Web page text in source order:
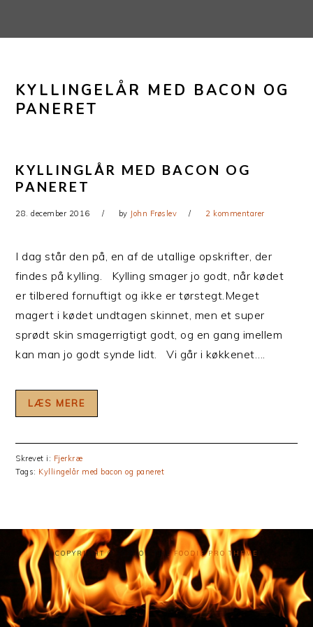
navigation
KYLLINGELÅR MED BACON OG
PANERET
KYLLINGLÅR MED BACON OG
PANERET
28. december 2016 by John Frøslev 2 kommentarer
I dag står den på, en af de utallige opskrifter, der
findes på kylling. Kylling smager jo godt, når kødet
er tilbered fornuftigt og ikke er tørstegt.Meget
magert i kødet undtagen skinnet, men et super
sprødt skin smagerrigtigt godt, og en gang imellem
kan man jo godt synde lidt. Vi går i køkkenet….
LÆS MERE
Skrevet i: Fjerkræ
Tags: Kyllingelår med bacon og paneret
COPYRIGHT © 2026 ON THEFOODIE PRO THEME